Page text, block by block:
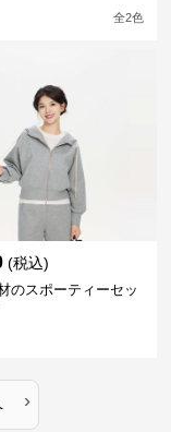
全2色
(税込)
のスポーティーセッ
›